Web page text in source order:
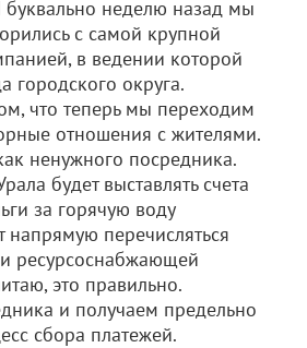
буквально неделю назад мы
с самой крупной
в ведении которой
городского округа.
что теперь мы переходим
отношения с жителями.
ненужного посредника.
будет выставлять счета
за горячую воду
напрямую перечисляться
и ресурсоснабжающей
это правильно.
и получаем предельно
сбора платежей.